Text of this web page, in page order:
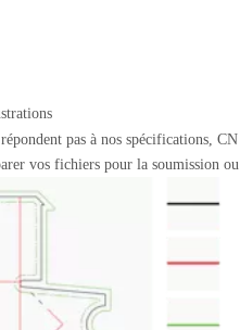
pas à nos spécifications,
vos fichiers pour la soumission ou